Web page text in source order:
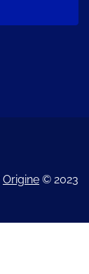
Origine © 2023